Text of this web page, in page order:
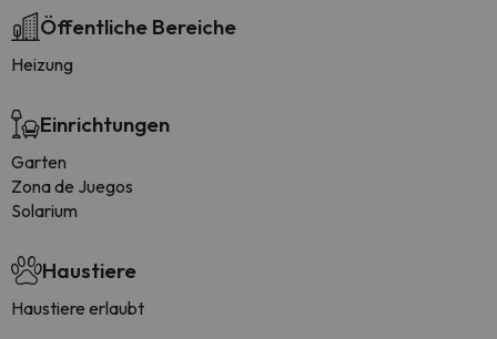
Öffentliche Bereiche
Heizung
Einrichtungen
Garten
Zona de Juegos
Solarium
Haustiere
Haustiere erlaubt